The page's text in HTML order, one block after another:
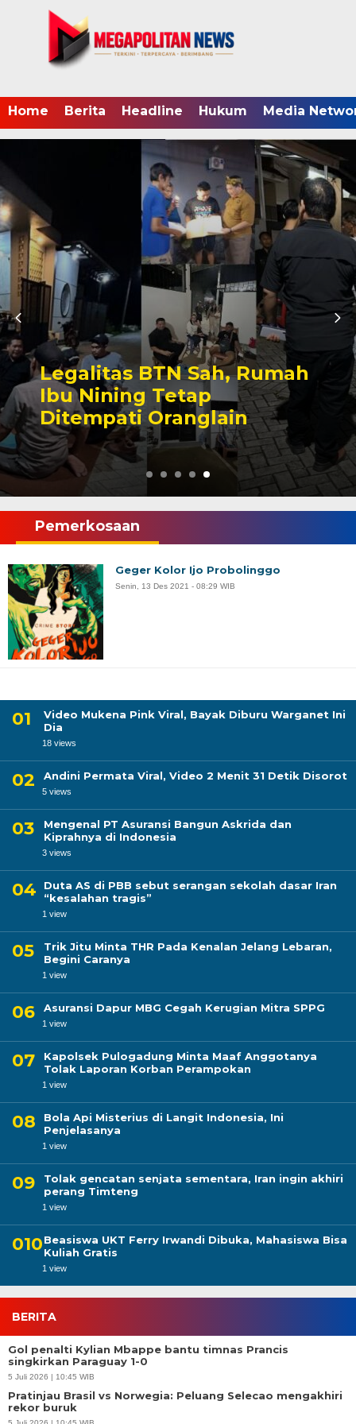
Home Berita Headline Hukum Media
Legalitas BTN Sah, Rumah
Ibu Nining Tetap
Ditempati Oranglain
Video Mukena Pink Viral, Bayak Diburu Warganet Ini
Dia
18 views
Andini Permata Viral, Video 2 Menit 31 Detik Disorot
5 views
Mengenal PT Asuransi Bangun Askrida dan
Kiprahnya di Indonesia
3 views
Duta AS di PBB sebut serangan sekolah dasar Iran
“kesalahan tragis”
1 view
Trik Jitu Minta THR Pada Kenalan Jelang Lebaran,
Begini Caranya
1 view
Asuransi Dapur MBG Cegah Kerugian Mitra SPPG
1 view
Kapolsek Pulogadung Minta Maaf Anggotanya
Tolak Laporan Korban Perampokan
1 view
Bola Api Misterius di Langit Indonesia, Ini
Penjelasanya
1 view
Tolak gencatan senjata sementara, Iran ingin akhiri
perang Timteng
1 view
Beasiswa UKT Ferry Irwandi Dibuka, Mahasiswa Bisa
Kuliah Gratis
1 view
Pemerkosaan
Geger Kolor Ijo Probolinggo
Senin, 13 Des 2021 - 08:29 WIB
BERITA
Gol penalti Kylian Mbappe bantu timnas Prancis
singkirkan Paraguay 1-0
5 Juli 2026 | 10:45 WIB
Pratinjau Brasil vs Norwegia: Peluang Selecao mengakhiri
rekor buruk